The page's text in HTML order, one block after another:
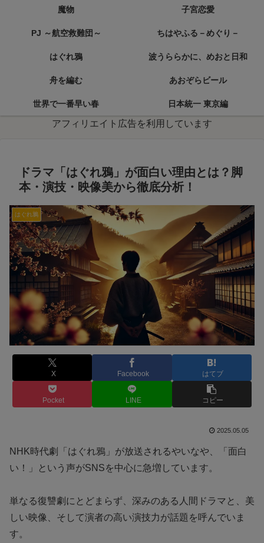
魔物 子宮恋愛
PJ ～航空救難団～ ちはやふる－めぐり－
はぐれ鴉 波うららかに、めおと日和
舟を編む あおぞらビール
世界で一番早い春 日本統一 東京編
アフィリエイト広告を利用しています
ドラマ「はぐれ鴉」が面白い理由とは？脚
本・演技・映像美から徹底分析！
はぐれ鴉
X Facebook はてブ
Pocket LINE コピー
2025.05.05
NHK時代劇「はぐれ鴉」が放送されるやいなや、「面白
い！」という声がSNSを中心に急増しています。
単なる復讐劇にとどまらず、深みのある人間ドラマと、美
しい映像、そして演者の高い演技力が話題を呼んでいま
す。